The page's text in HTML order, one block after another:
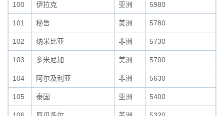
100 伊拉克 亚洲 5980
101 秘鲁 美洲 5780
102 纳米比亚 非洲 5730
103 多米尼加 美洲 5700
104 阿尔及利亚 非洲 5630
105 泰国 亚洲 5400